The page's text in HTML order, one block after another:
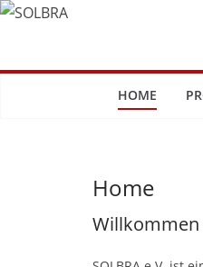
Zum
HOME
Home
Willkommen